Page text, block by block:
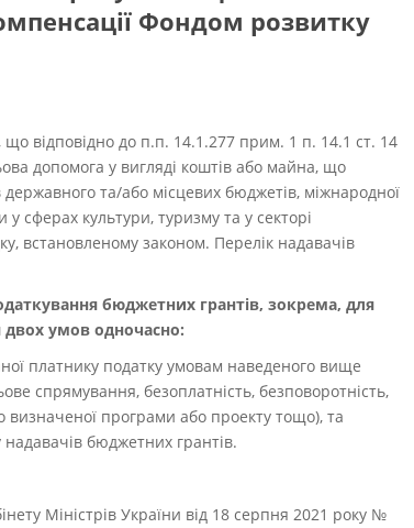
Фондом розвитку
що відповідно до п.п. 14.1.277 прим. 1 п. 14.1 ст. 14
допомога у вигляді коштів або майна, що
та/або місцевих бюджетів, міжнародної
сферах культури, туризму та у секторі
встановленому законом. Перелік надавачів
бюджетних грантів, зокрема, для
двох умов одночасно:
платнику податку умовам наведеного вище
спрямування, безоплатність, безповоротність,
визначеної програми або проекту тощо), та
бюджетних грантів.
Міністрів України від 18 серпня 2021 року №